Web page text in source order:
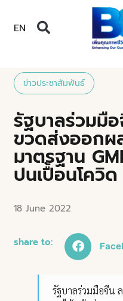
EN
ข่าวประชาสัมพันธ์
รัฐบาลร่วมมื
ขวดส่งออกผ
มาตรฐาน
ปนเปื้อนโควิด
18 June 2022
share to:
รัฐบาลร่วมมือจีน